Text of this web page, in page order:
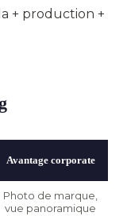
+ production +
Avantage corporate
Photo de marque,
vue panoramique